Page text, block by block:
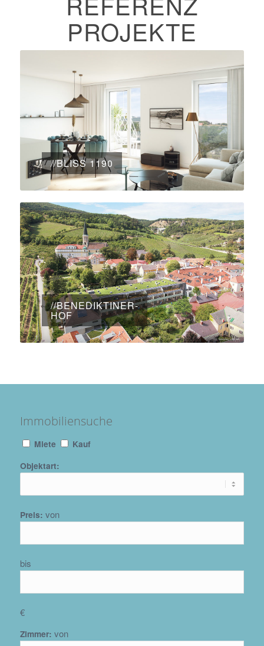
PROJEKTE
//BLISS 1190
//BENEDIKTINER-
HOF
Immobiliensuche
Miete
Kauf
Objektart:
Preis: von
bis
€
Zimmer: von